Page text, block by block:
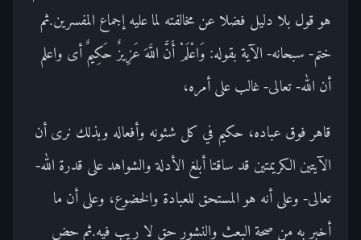
هو قول بلا دليل فضلا عن مخالفته لما عليه إجماع المفسرين.ثم
ختم- سبحانه- الآية بقوله: وَاعْلَمْ أَنَّ اللَّهَ عَزِيزٌ حَكِيمٌ أى واعلم
أن الله- تعالى- غالب على أمره،
قاهر فوق عباده، حكيم في كل شئونه وأفعاله وبذلك نرى أن
الآيتين الكريمتين قد ساقتا أبلغ الأدلة والشواهد على قدرة الله-
تعالى- وعلى أنه هو المستحق للعبادة والخضوع، وعلى أن ما
أخبر به من صحة البعث والنشور حق لا ريب فيه.ثم حض